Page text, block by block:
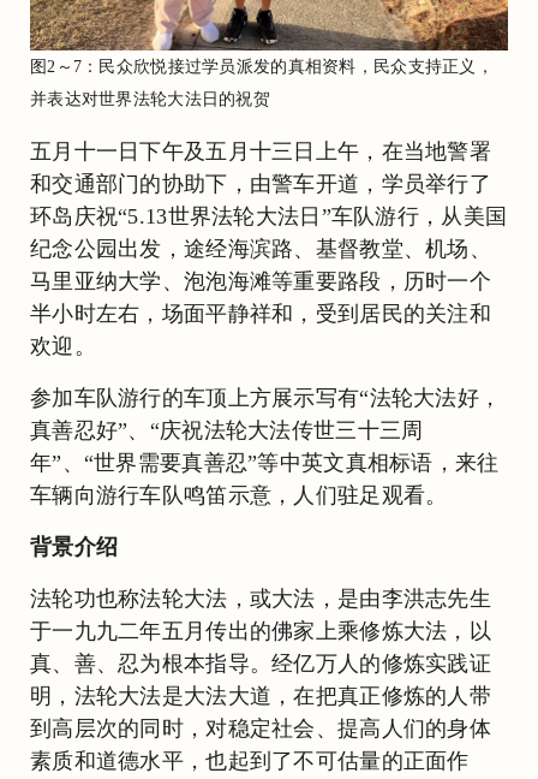
图2～7：民众欣悦接过学员派发的真相资料，民众支持正义，
并表达对世界法轮大法日的祝贺
五月十一日下午及五月十三日上午，在当地警署
和交通部门的协助下，由警车开道，学员举行了
环岛庆祝“5.13世界法轮大法日”车队游行，从美国
纪念公园出发，途经海滨路、基督教堂、机场、
马里亚纳大学、泡泡海滩等重要路段，历时一个
半小时左右，场面平静祥和，受到居民的关注和
欢迎。
参加车队游行的车顶上方展示写有“法轮大法好，
真善忍好”、“庆祝法轮大法传世三十三周
年”、“世界需要真善忍”等中英文真相标语，来往
车辆向游行车队鸣笛示意，人们驻足观看。
背景介绍
法轮功也称法轮大法，或大法，是由李洪志先生
于一九九二年五月传出的佛家上乘修炼大法，以
真、善、忍为根本指导。经亿万人的修炼实践证
明，法轮大法是大法大道，在把真正修炼的人带
到高层次的同时，对稳定社会、提高人们的身体
素质和道德水平，也起到了不可估量的正面作